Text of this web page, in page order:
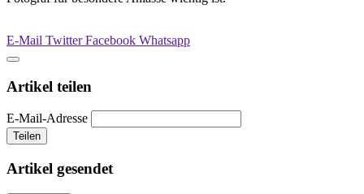
E-Mail TwitterFacebook Whatsapp
Artikel teilen
E-Mail-Adresse
Teilen
Artikel gesendet